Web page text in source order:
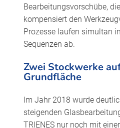
Bearbeitungsvorschübe,
kompensiert den
Prozesse laufen simultan
Sequenzen ab.
Zwei Stockwerke
Grundfläche
Im Jahr 2018 wurde
steigenden
TRIENES nur noch mit